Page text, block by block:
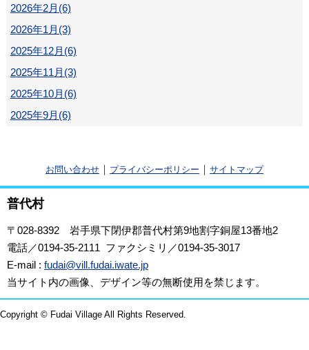
2026年2月(6)
2026年1月(3)
2025年12月(6)
2025年11月(3)
2025年10月(6)
2025年9月(6)
お問い合わせ ｜ プライバシーポリシー ｜ サイトマップ
普代村
〒028-8392 岩手県下閉伊郡普代村第9地割字銅屋13番地2
電話／0194-35-2111 ファクシミリ／0194-35-3017
E-mail : fudai@vill.fudai.iwate.jp
当サイト内の画像、デザイン等の無断使用を禁じます。
Copyright © Fudai Village All Rights Reserved.